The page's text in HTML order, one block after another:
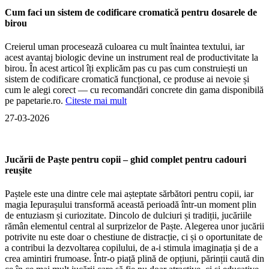
Cum faci un sistem de codificare cromatică pentru dosarele de
birou
Creierul uman procesează culoarea cu mult înaintea textului, iar
acest avantaj biologic devine un instrument real de productivitate la
birou. În acest articol îți explicăm pas cu pas cum construiești un
sistem de codificare cromatică funcțional, ce produse ai nevoie și
cum le alegi corect — cu recomandări concrete din gama disponibilă
pe papetarie.ro. Citeste mai mult
27-03-2026
Jucării de Paște pentru copii – ghid complet pentru cadouri
reușite
Paștele este una dintre cele mai așteptate sărbători pentru copii, iar
magia Iepurașului transformă această perioadă într-un moment plin
de entuziasm și curiozitate. Dincolo de dulciuri și tradiții, jucăriile
rămân elementul central al surprizelor de Paște. Alegerea unor jucării
potrivite nu este doar o chestiune de distracție, ci și o oportunitate de
a contribui la dezvoltarea copilului, de a-i stimula imaginația și de a
crea amintiri frumoase. Într-o piață plină de opțiuni, părinții caută din